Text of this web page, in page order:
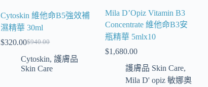
Cytoskin 維他命B5強效補
濕精華 30ml
$940.00
$320.00
Cytoskin,護膚品
Skin Care
Mila D’Opiz Vitamin B3
Concentrate 維他命B3安
瓶精華 5mlx10
$1,680.00
護膚品 Skin Care,
Mila D' opiz 敏娜奧